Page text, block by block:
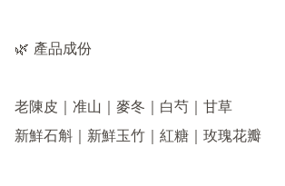
🌿 產品成份
老陳皮｜准山｜麥冬｜白芍｜甘草
新鮮石斛｜新鮮玉竹｜紅糖｜玫瑰花瓣